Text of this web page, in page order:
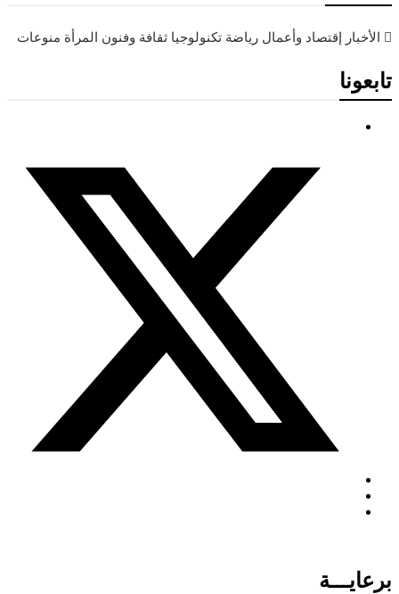
الأخبار إقتصاد وأعمال رياضة تكنولوجيا ثقافة وفنون المرأة منوعات
تابعونا
برعايـــة